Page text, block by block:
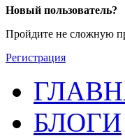
Новый пользователь?
Пройдите не сложную
Регистрация
БЛОГИ